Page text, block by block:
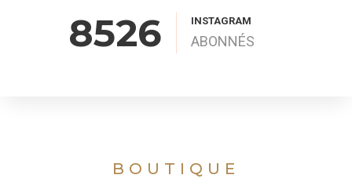
8526 INSTAGRAM
ABONNÉS
BOUTIQUE